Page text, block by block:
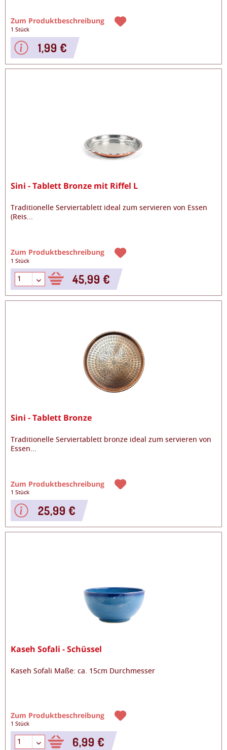
Zum Produktbeschreibung
1 Stück
1,99 €
Sini - Tablett Bronze mit Riffel L
Traditionelle Serviertablett ideal zum servieren von Essen
(Reis...
Zum Produktbeschreibung
1 Stück
45,99 €
Sini - Tablett Bronze
Traditionelle Serviertablett bronze ideal zum servieren von
Essen
Zum Produktbeschreibung
1 Stück
25,99 €
Kaseh Sofali - Schüssel
Kaseh Sofali Maße: ca. 15cm Durchmesser
Zum Produktbeschreibung
1 Stück
6,99 €